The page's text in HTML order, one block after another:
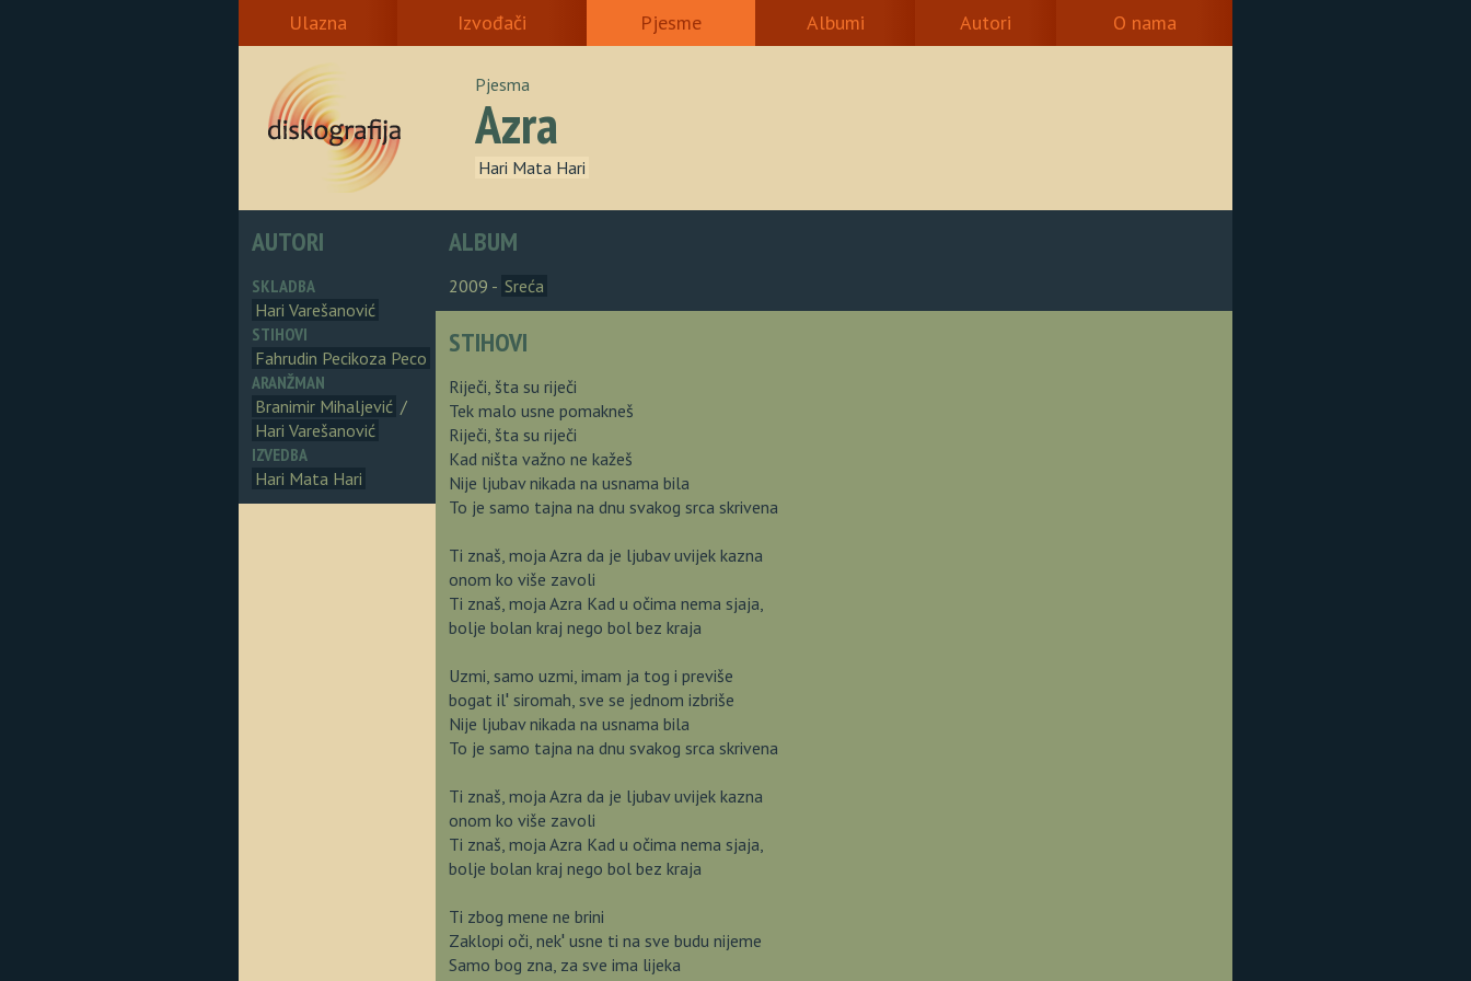
Ulazna Izvođači Pjesme Albumi Autori O nama
Pjesma
Azra
Hari Mata Hari
AUTORI
SKLADBA
Hari Varešanović
STIHOVI
Fahrudin Pecikoza Peco
ARANŽMAN
Branimir Mihaljević /
Hari Varešanović
IZVEDBA
Hari Mata Hari
ALBUM
2009 - Sreća
STIHOVI
Riječi, šta su riječi
Tek malo usne pomakneš
Riječi, šta su riječi
Kad ništa važno ne kažeš
Nije ljubav nikada na usnama bila
To je samo tajna na dnu svakog srca skrivena
Ti znaš, moja Azra da je ljubav uvijek kazna
onom ko više zavoli
Ti znaš, moja Azra Kad u očima nema sjaja,
bolje bolan kraj nego bol bez kraja
Uzmi, samo uzmi, imam ja tog i previše
bogat il′ siromah, sve se jednom izbriše
Nije ljubav nikada na usnama bila
To je samo tajna na dnu svakog srca skrivena
Ti znaš, moja Azra da je ljubav uvijek kazna
onom ko više zavoli
Ti znaš, moja Azra Kad u očima nema sjaja,
bolje bolan kraj nego bol bez kraja
Ti zbog mene ne brini
Zaklopi oči, nek′ usne ti na sve budu nijeme
Samo bog zna, za sve ima lijeka